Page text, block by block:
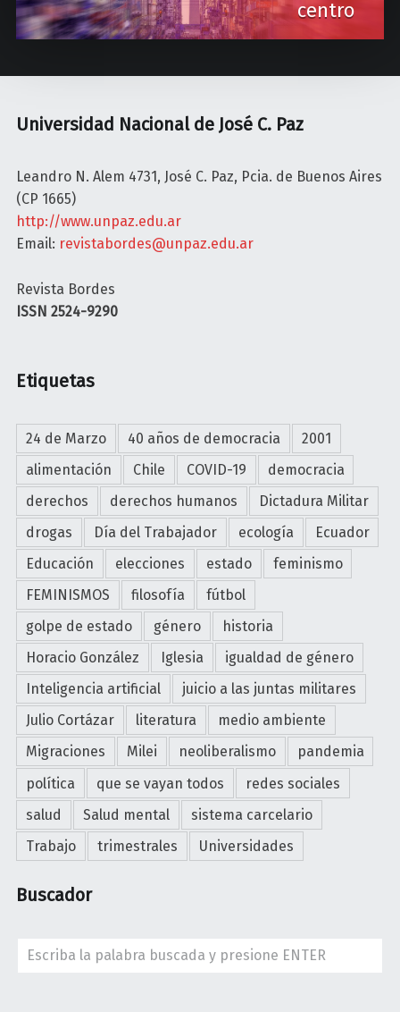
i
a
t
o
n
centro
Universidad Nacional de José C. Paz
Leandro N. Alem 4731, José C. Paz, Pcia. de Buenos Aires
(CP 1665)
http://www.unpaz.edu.ar
Email: revistabordes@unpaz.edu.ar
Revista Bordes
ISSN 2524-9290
Etiquetas
24 de Marzo 40 años de democracia
2001
alimentación
Chile COVID-19
democracia
derechos
derechos humanos
Dictadura Militar
drogas
Día del Trabajador ecología
Ecuador
Educación
elecciones estado
feminismo
FEMINISMOS
filosofía
fútbol
golpe de estado
género
historia
Horacio González
Iglesia
igualdad de género
Inteligencia artificial
juicio a las juntas militares
Julio Cortázar
literatura
medio ambiente
Migraciones
Milei neoliberalismo
pandemia
política
que se vayan todos
redes sociales
salud
Salud mental
sistema carcelario
Trabajo
trimestrales Universidades
Buscador
Search